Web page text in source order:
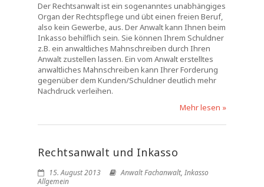
Der Rechtsanwalt ist ein sogenanntes unabhängiges
Organ der Rechtspflege und übt einen freien Beruf,
also kein Gewerbe, aus. Der Anwalt kann Ihnen beim
Inkasso behilflich sein. Sie können Ihrem Schuldner
z.B. ein anwaltliches Mahnschreiben durch Ihren
Anwalt zustellen lassen. Ein vom Anwalt erstelltes
anwaltliches Mahnschreiben kann Ihrer Forderung
gegenüber dem Kunden/Schuldner deutlich mehr
Nachdruck verleihen.
Mehr lesen »
Rechtsanwalt und Inkasso
15. August 2013 Anwalt Fachanwalt, Inkasso
Allgemein